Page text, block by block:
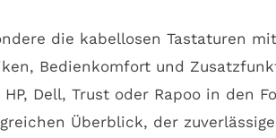
die kabellosen Tastaturen
Bedienkomfort und
Dell, Trust oder Rapoo in
Überblick, der